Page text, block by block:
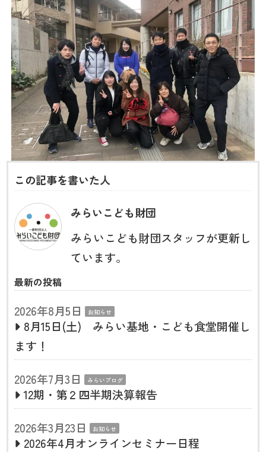
この記事を書いた人
みらいこども財団
みらいこども財団スタッフが更新し
ています。
最新の投稿
2026年8月5日 お知らせ
8月15日(土) みらい基地・こども食堂開催し
ます！
2026年7月3日
みらいブログ
12期・第２四半期決算報告
2026年3月23日
お知らせ
2026年4月オンラインセミナー日程